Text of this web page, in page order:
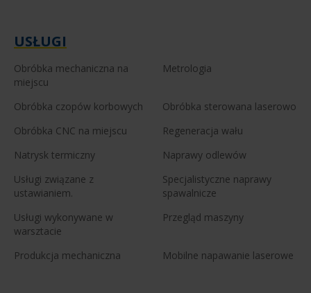
USŁUGI
Obróbka mechaniczna na
miejscu
Metrologia
Obróbka czopów korbowych
Obróbka sterowana laserowo
Obróbka CNC na miejscu
Regeneracja wału
Natrysk termiczny
Naprawy odlewów
Usługi związane z
ustawianiem.
Specjalistyczne naprawy
spawalnicze
Usługi wykonywane w
warsztacie
Przegląd maszyny
Produkcja mechaniczna Mobilne napawanie laserowe